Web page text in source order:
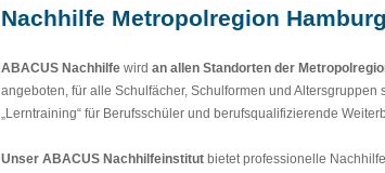
Nachhilfe Metropolregion Hamburg
ABACUS Nachhilfe wird an allen Standorten der
angeboten, für alle Schulfächer, Schulformen und
„Lerntraining“ für Berufsschüler und berufsqualifizierende
Unser ABACUS Nachhilfeinstitut bietet professionelle